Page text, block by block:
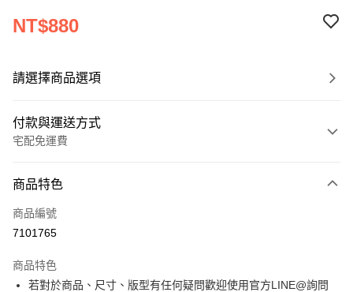
NT$880
請選擇商品選項
付款與運送方式
宅配免運費
信用卡一次付款
超商取貨付款
街口支付
商品特色
商品編號
7101765
商品特色
若對於商品、尺寸、版型有任何疑問歡迎使用官方LINE@詢問